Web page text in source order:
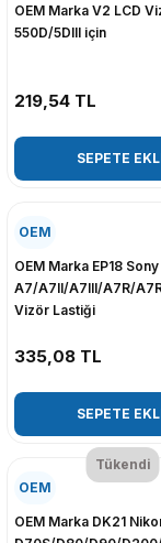
OEM Marka V2 LCD
550D/5DIII için
219,54 TL
SEPETE
OEM
OEM Marka EP18 Sony
A7/A7II/A7III/A7R/
Vizör Lastiği
335,08 TL
SEPETE
Tükendi
OEM
OEM Marka DK21